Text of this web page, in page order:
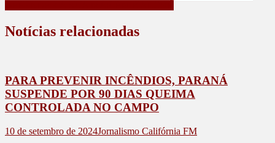
Notícias relacionadas
PARA PREVENIR INCÊNDIOS, PARANÁ
SUSPENDE POR 90 DIAS QUEIMA
CONTROLADA NO CAMPO
10 de setembro de 2024Jornalismo Califórnia FM